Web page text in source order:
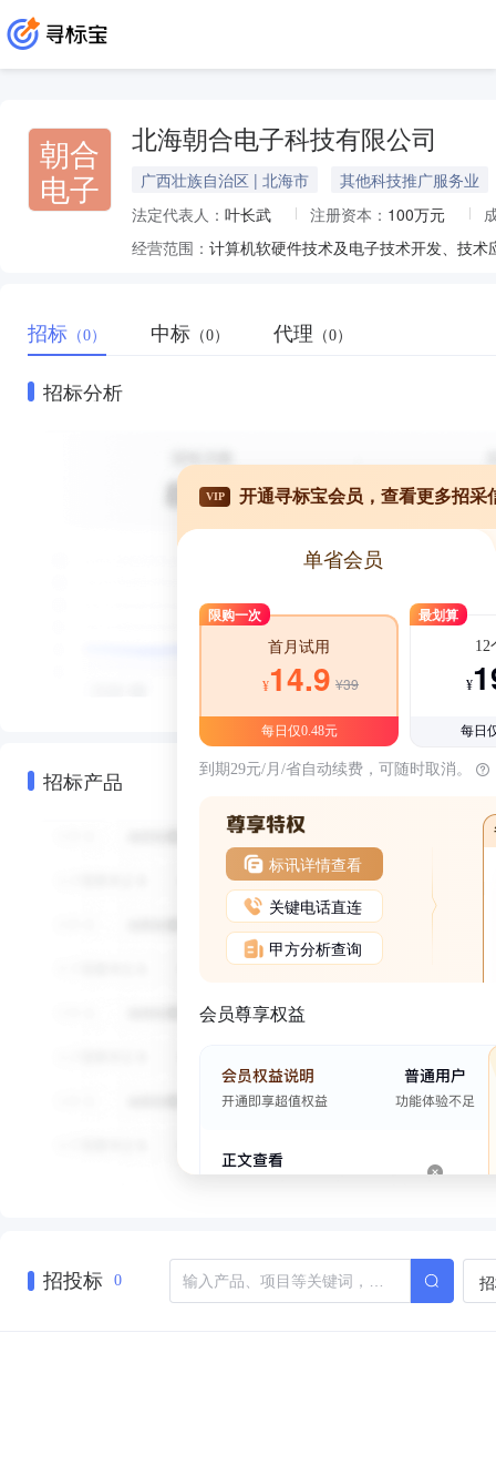
朝合
电子
北海朝合电子科技有限公司
广西壮族自治区 | 北海市
其他科技推广服务业
法定代表人： 叶长武 注册资本： 100万元
经营范围：
招标 （0） 中标 （0） 代理 （0）
招标分析
招标产品
VIP 开通寻标宝会员，查看更多招采
单省会员
限购一次
首月试用
¥14.9 ¥39
每日仅0.48元
最划算
12
¥
每日
到期29元/月/省自动续费，可随时取消。
标讯详情查看
关键电话直连
甲方分析查询
会员尊享权益
招投标 0